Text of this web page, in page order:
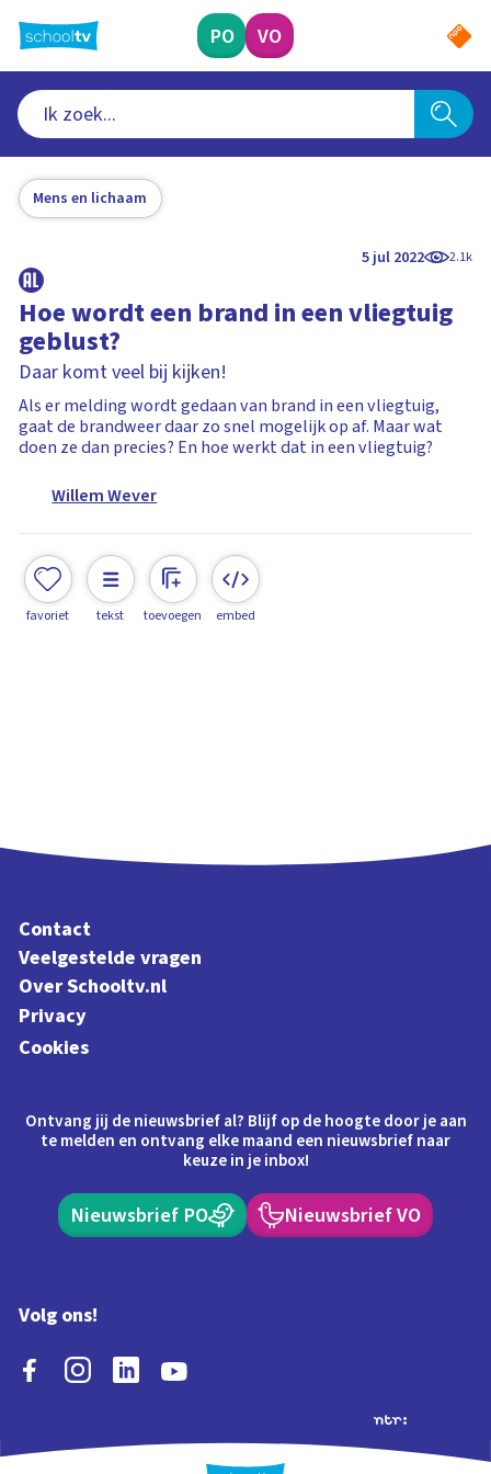
naar
hoofdinhoud
PO VO
Mens en lichaam
5 jul 2022 2.1k
Hoe wordt een brand in een vliegtuig
geblust?
Daar komt veel bij kijken!
Als er melding wordt gedaan van brand in een vliegtuig,
gaat de brandweer daar zo snel mogelijk op af. Maar wat
doen ze dan precies? En hoe werkt dat in een vliegtuig?
Willem Wever
favoriet tekst toevoegen embed
Contact
Veelgestelde vragen
Over Schooltv.nl
Privacy
Cookies
Ontvang jij de nieuwsbrief al? Blijf op de hoogte door je aan
te melden en ontvang elke maand een nieuwsbrief naar
keuze in je inbox!
Nieuwsbrief PO Nieuwsbrief VO
Volg ons!